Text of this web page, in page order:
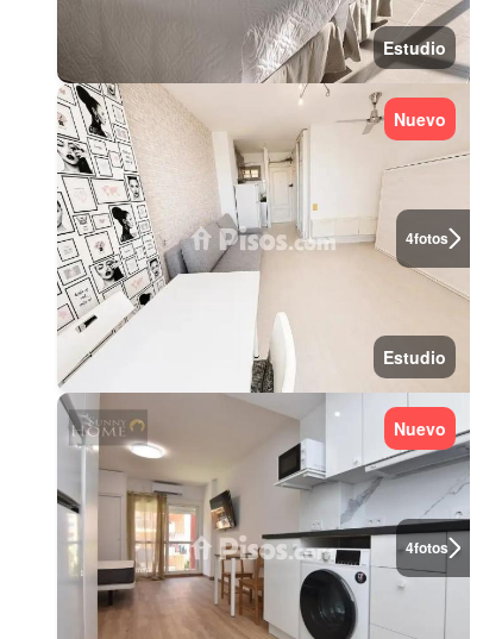
Estudio
4fotos
Nuevo
Estudio
4fotos
Nuevo